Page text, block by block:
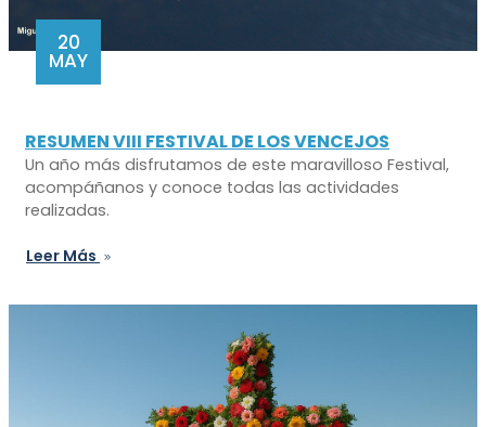
20
MAY
RESUMEN VIII FESTIVAL DE LOS VENCEJOS
Un año más disfrutamos de este maravilloso Festival,
acompáñanos y conoce todas las actividades
realizadas.
Leer Más